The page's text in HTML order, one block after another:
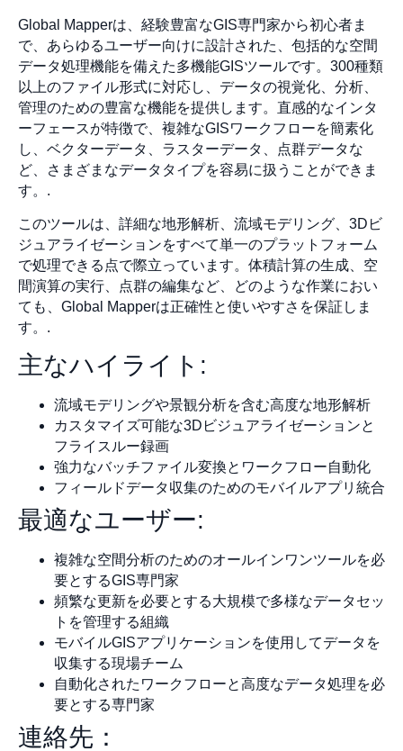
Global Mapperは、経験豊富なGIS専門家から初心者ま
で、あらゆるユーザー向けに設計された、包括的な空間
データ処理機能を備えた多機能GISツールです。300種類
以上のファイル形式に対応し、データの視覚化、分析、
管理のための豊富な機能を提供します。直感的なインタ
ーフェースが特徴で、複雑なGISワークフローを簡素化
し、ベクターデータ、ラスターデータ、点群データな
ど、さまざまなデータタイプを容易に扱うことができま
す。.
このツールは、詳細な地形解析、流域モデリング、3Dビ
ジュアライゼーションをすべて単一のプラットフォーム
で処理できる点で際立っています。体積計算の生成、空
間演算の実行、点群の編集など、どのような作業におい
ても、Global Mapperは正確性と使いやすさを保証しま
す。.
主なハイライト:
流域モデリングや景観分析を含む高度な地形解析
カスタマイズ可能な3Dビジュアライゼーションと
フライスルー録画
強力なバッチファイル変換とワークフロー自動化
フィールドデータ収集のためのモバイルアプリ統合
最適なユーザー:
複雑な空間分析のためのオールインワンツールを必
要とするGIS専門家
頻繁な更新を必要とする大規模で多様なデータセッ
トを管理する組織
モバイルGISアプリケーションを使用してデータを
収集する現場チーム
自動化されたワークフローと高度なデータ処理を必
要とする専門家
連絡先：